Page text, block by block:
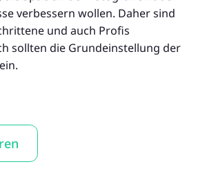
verbessern wollen. Daher sind
und auch Profis
sollten die Grundeinstellung der